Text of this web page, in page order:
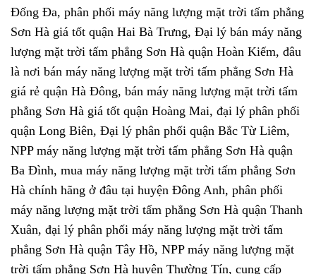
Đống Đa, phân phối máy năng lượng mặt trời tấm phẳng
Sơn Hà giá tốt quận Hai Bà Trưng, Đại lý bán máy năng
lượng mặt trời tấm phẳng Sơn Hà quận Hoàn Kiếm, đâu
là nơi bán máy năng lượng mặt trời tấm phẳng Sơn Hà
giá rẻ quận Hà Đông, bán máy năng lượng mặt trời tấm
phẳng Sơn Hà giá tốt quận Hoàng Mai, đại lý phân phối
quận Long Biên, Đại lý phân phối quận Bắc Từ Liêm,
NPP máy năng lượng mặt trời tấm phẳng Sơn Hà quận
Ba Đình, mua máy năng lượng mặt trời tấm phẳng Sơn
Hà chính hãng ở đâu tại huyện Đông Anh, phân phối
máy năng lượng mặt trời tấm phẳng Sơn Hà quận Thanh
Xuân, đại lý phân phối máy năng lượng mặt trời tấm
phẳng Sơn Hà quận Tây Hồ, NPP máy năng lượng mặt
trời tấm phẳng Sơn Hà huyện Thường Tín, cung cấp